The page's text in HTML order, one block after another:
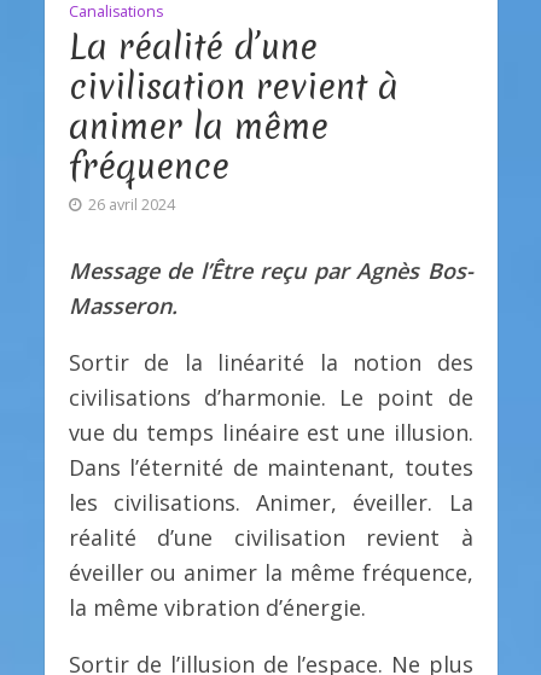
Canalisations
La réalité d’une
civilisation revient à
animer la même
fréquence
26 avril 2024
Message de l’Être reçu par Agnès Bos-
Masseron.
Sortir de la linéarité la notion des
civilisations d’harmonie. Le point de
vue du temps linéaire est une illusion.
Dans l’éternité de maintenant, toutes
les civilisations. Animer, éveiller. La
réalité d’une civilisation revient à
éveiller ou animer la même fréquence,
la même vibration d’énergie.
Sortir de l’illusion de l’espace. Ne plus